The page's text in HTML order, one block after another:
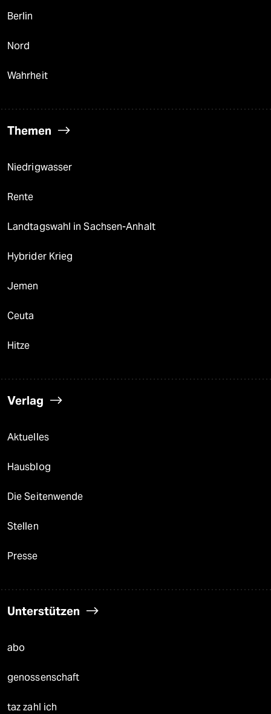
Berlin
Nord
Wahrheit
Themen
Niedrigwasser
Rente
Landtagswahl in Sachsen-Anhalt
Hybrider Krieg
Jemen
Ceuta
Hitze
Verlag
Aktuelles
Hausblog
Die Seitenwende
Stellen
Presse
Unterstützen
abo
genossenschaft
taz zahl ich